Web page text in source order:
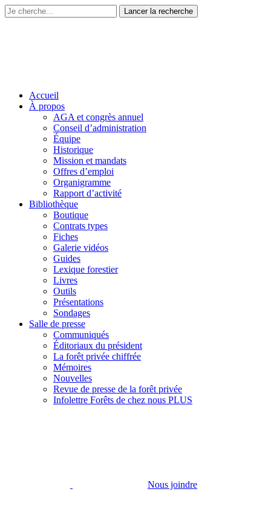
Accueil
À propos
AGA et congrès annuel
Conseil d’administration
Équipe
Historique
Mission et mandats
Offres d’emploi
Organigramme
Rapport d’activité
Bibliothèque
Boutique
Contrats types
Fiches
Galerie vidéos
Guides
Lexique forestier
Livres
Outils
Présentations
Sondages
Salle de presse
Communiqués
Éditoriaux du président
La forêt privée chiffrée
Mémoires
Nouvelles
Revue de presse de la forêt privée
Infolettre Forêts de chez nous PLUS
Nous joindre